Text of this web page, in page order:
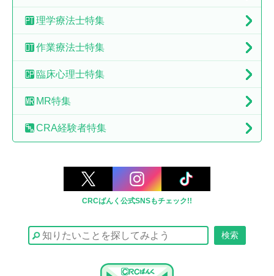
理学療法士特集
作業療法士特集
臨床心理士特集
MR特集
CRA経験者特集
CRCばんく公式SNSもチェック!!